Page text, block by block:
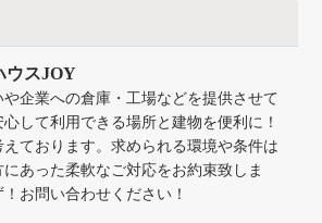
ウスJOY
企業への倉庫・工場などを提供させて
して利用できる場所と建物を便利に！
ております。求められる環境や条件は
あった柔軟なご対応をお約束致しま
お問い合わせください！